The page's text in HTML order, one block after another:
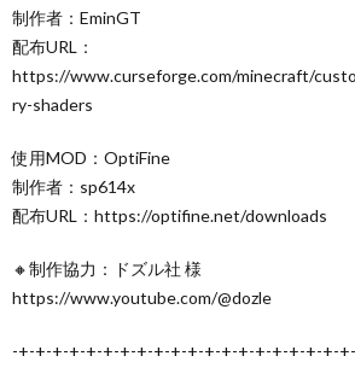
制作者：EminGT
配布URL：
https://www.curseforge.com/minecraft/
ry-shaders
使用MOD：OptiFine
制作者：sp614x
配布URL：https://optifine.net/downloads
🔸制作協力：ドズル社 様
https://www.youtube.com/@dozle
-+-+-+-+-+-+-+-+-+-+-+-+-+-+-+-+-+-+-+-